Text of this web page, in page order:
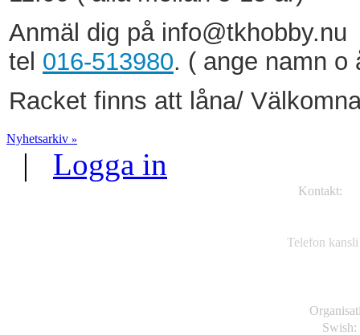
Anmäl dig på info@tkhobby.nu
tel 016-513980. ( ange namn o
Racket finns att låna/
Nyhetsarkiv »
| Logga in
Kontakt:
Telefon
Swish: